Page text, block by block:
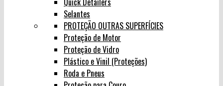
Selantes
PROTEÇÃO OUTRAS SUPERFÍCIES
Proteção de Motor
Proteção de Vidro
Plástico e Vinil (Proteções)
Roda e Pneus